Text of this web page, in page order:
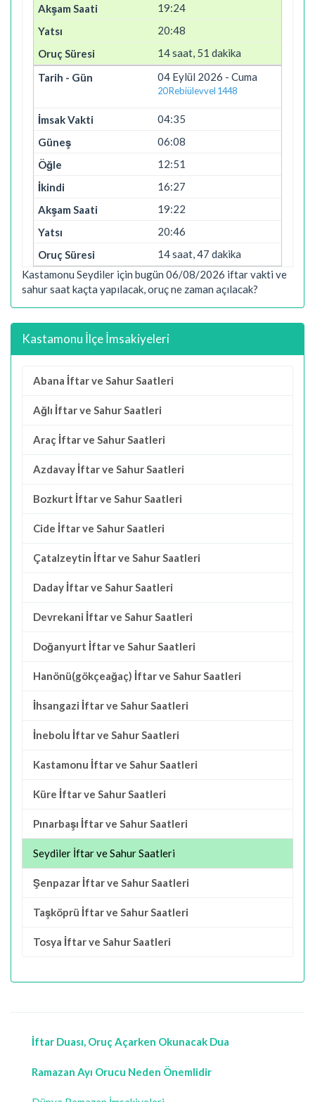
19:24
20:48
14 saat, 51 dakika
04 Eylül 2026 - Cuma
20 Rebiülevvel 1448
04:35
06:08
12:51
16:27
19:22
20:46
14 saat, 47 dakika
Kastamonu Seydiler için bugün 06/08/2026 iftar vakti ve
sahur saat kaçta yapılacak, oruç ne zaman açılacak?
Kastamonu İlçe İmsakiyeleri
Abana İftar ve Sahur Saatleri
Ağlı İftar ve Sahur Saatleri
Araç İftar ve Sahur Saatleri
Azdavay İftar ve Sahur Saatleri
Bozkurt İftar ve Sahur Saatleri
Cide İftar ve Sahur Saatleri
Çatalzeytin İftar ve Sahur Saatleri
Daday İftar ve Sahur Saatleri
Devrekani İftar ve Sahur Saatleri
Doğanyurt İftar ve Sahur Saatleri
Hanönü(gökçeağaç) İftar ve Sahur Saatleri
İhsangazi İftar ve Sahur Saatleri
İnebolu İftar ve Sahur Saatleri
Kastamonu İftar ve Sahur Saatleri
Küre İftar ve Sahur Saatleri
Pınarbaşı İftar ve Sahur Saatleri
Seydiler İftar ve Sahur Saatleri
Şenpazar İftar ve Sahur Saatleri
Taşköprü İftar ve Sahur Saatleri
Tosya İftar ve Sahur Saatleri
İftar Duası, Oruç Açarken Okunacak Dua
Ramazan Ayı Orucu Neden Önemlidir